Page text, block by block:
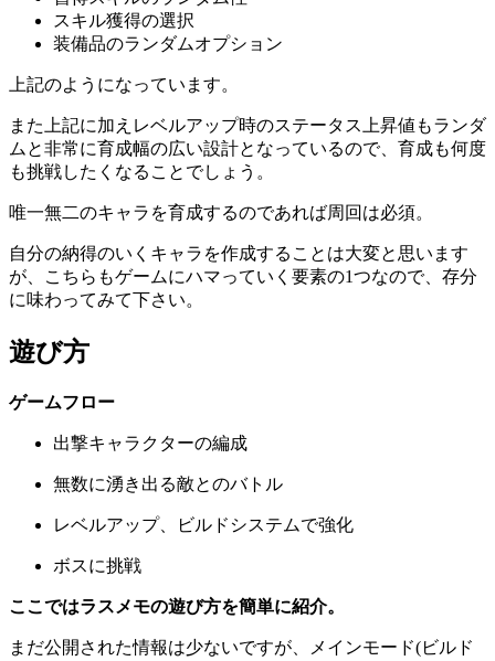
スキル獲得の選択
装備品のランダムオプション
上記のようになっています。
また上記に加えレベルアップ時のステータス上昇値もランダ
ムと非常に育成幅の広い設計となっているので、育成も何度
も挑戦したくなることでしょう。
唯一無二のキャラを育成するのであれば周回は必須。
自分の納得のいくキャラを作成することは大変と思います
が、こちらもゲームにハマっていく要素の1つなので、存分
に味わってみて下さい。
遊び方
ゲームフロー
出撃キャラクターの編成
無数に湧き出る敵とのバトル
レベルアップ、ビルドシステムで強化
ボスに挑戦
ここではラスメモの遊び方を簡単に紹介。
まだ公開された情報は少ないですが、メインモード(ビルド